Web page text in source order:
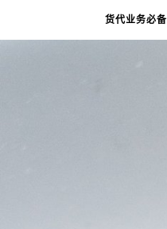
货代业务必备